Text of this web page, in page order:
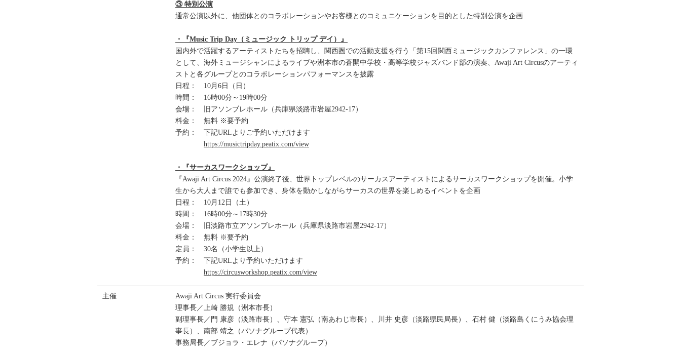
③ 特別公演
通常公演以外に、他団体とのコラボレーションやお客様とのコミュニケーションを目的とした特別公演を企画
・『Music Trip Day（ミュージック トリップ デイ）』
国内外で活躍するアーティストたちを招聘し、関西圏での活動支援を行う「第15回関西ミュージックカンファレンス」の一環
として、海外ミュージシャンによるライブや洲本市の蒼開中学校・高等学校ジャズバンド部の演奏、Awaji Art Circusのアーティ
ストと各グループとのコラボレーションパフォーマンスを披露
日程： 10月6日（日）
時間： 16時00分～19時00分
会場： 旧アソンブレホール（兵庫県淡路市岩屋2942-17）
料金： 無料 ※要予約
予約： 下記URLよりご予約いただけます
https://musictripday.peatix.com/view
・『サーカスワークショップ』
『Awaji Art Circus 2024』公演終了後、世界トップレベルのサーカスアーティストによるサーカスワークショップを開催。小学
生から大人まで誰でも参加でき、身体を動かしながらサーカスの世界を楽しめるイベントを企画
日程： 10月12日（土）
時間： 16時00分～17時30分
会場： 旧淡路市立アソンブレホール（兵庫県淡路市岩屋2942-17）
料金： 無料 ※要予約
定員： 30名（小学生以上）
予約： 下記URLより予約いただけます
https://circusworkshop.peatix.com/view
主催
Awaji Art Circus 実行委員会
理事長／上崎 勝規（洲本市長）
副理事長／門 康彦（淡路市長）、守本 憲弘（南あわじ市長）、川井 史彦（淡路県民局長）、石村 健（淡路島くにうみ協会理
事長）、南部 靖之（パソナグループ代表）
事務局長／ブジョラ・エレナ（パソナグループ）